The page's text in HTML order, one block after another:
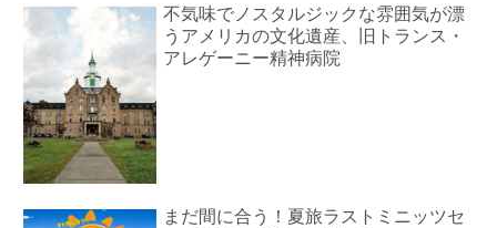
不気味でノスタルジックな雰囲気が漂
うアメリカの文化遺産、旧トランス・
アレゲーニー精神病院
まだ間に合う！夏旅ラストミニッツセ